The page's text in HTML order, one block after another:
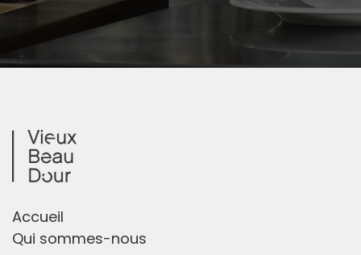
Accueil
Qui sommes-nous